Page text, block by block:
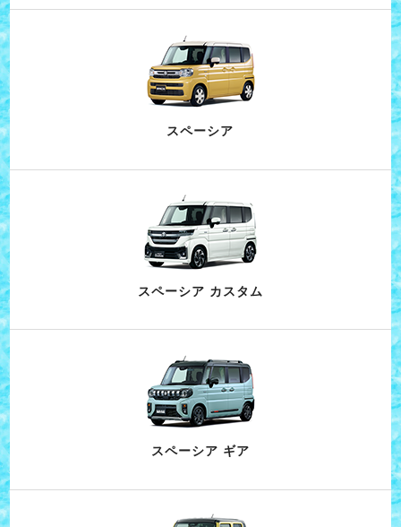
スペーシア
スペーシア カスタム
スペーシア ギア